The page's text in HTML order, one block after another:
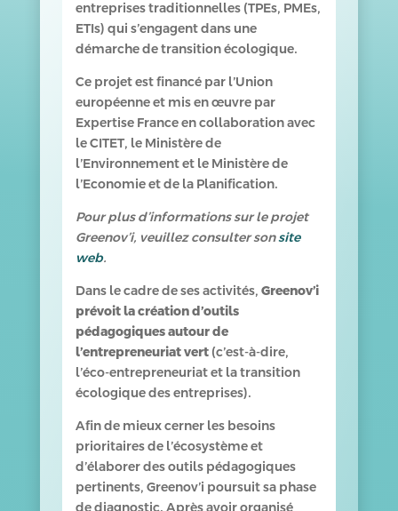
entreprises traditionnelles (TPEs, PMEs,
ETIs) qui s’engagent dans une
démarche de transition écologique.
Ce projet est financé par l’Union
européenne et mis en œuvre par
Expertise France en collaboration avec
le CITET, le Ministère de
l’Environnement et le Ministère de
l’Economie et de la Planification.
Pour plus d’informations sur le projet
Greenov’i, veuillez consulter sonsite
web.
Dans le cadre de ses activités, Greenov’i
prévoit la création d’outils
pédagogiques autour de
l’entrepreneuriat vert(c’est-à-dire,
l’éco-entrepreneuriat et la transition
écologique des entreprises).
Afin de mieux cerner les besoins
prioritaires de l’écosystème et
d’élaborer des outils pédagogiques
pertinents, Greenov’i poursuit sa phase
de diagnostic. Après avoir organisé